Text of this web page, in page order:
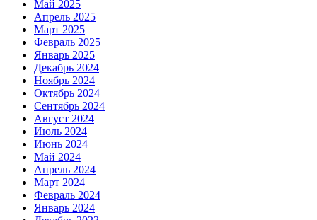
Май 2025
Апрель 2025
Март 2025
Февраль 2025
Январь 2025
Декабрь 2024
Ноябрь 2024
Октябрь 2024
Сентябрь 2024
Август 2024
Июль 2024
Июнь 2024
Май 2024
Апрель 2024
Март 2024
Февраль 2024
Январь 2024